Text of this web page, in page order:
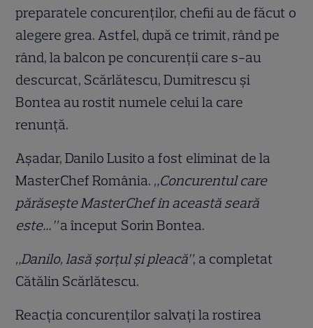
preparatele concurenților, chefii au de făcut o
alegere grea. Astfel, după ce trimit, rând pe
rând, la balcon pe concurenții care s-au
descurcat, Scărlătescu, Dumitrescu și
Bontea au rostit numele celui la care
renunță.
Așadar, Danilo Lusito a fost eliminat de la
MasterChef România. „Concurentul care
părăsește MasterChef în această seară
este…”a început Sorin Bontea.
„Danilo, lasă șorțul și pleacă”, a completat
Cătălin Scărlătescu.
Reacția concurenților salvați la rostirea